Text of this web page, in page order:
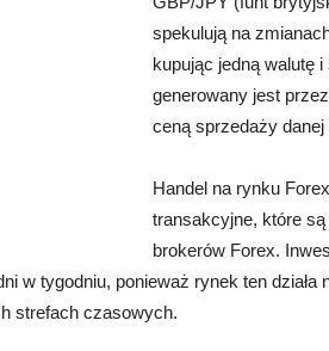
spekulują na
kupując jedną walutę
generowany jest
ceną sprzedaży danej
Handel na rynku
transakcyjne, które
brokerów Forex.
w tygodniu, ponieważ rynek ten działa
strefach czasowych.